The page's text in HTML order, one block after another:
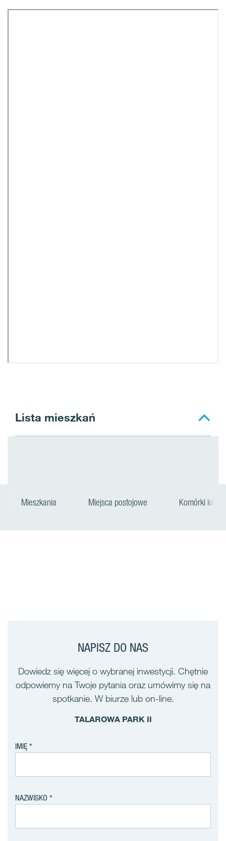
Lista mieszkań
Mieszkania Miejsca postojowe Komórki
NAPISZ DO NAS
Dowiedz się więcej o wybranej inwestycji. Chętnie
odpowiemy na Twoje pytania oraz umówimy się na
spotkanie. W biurze lub on-line.
TALAROWA PARK II
IMIĘ
NAZWISKO